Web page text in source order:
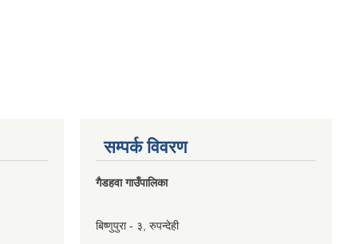
सम्पर्क विवरण
गैडहवा गाउँपालिका
बिष्णुपुरा - ३, रुपन्देही